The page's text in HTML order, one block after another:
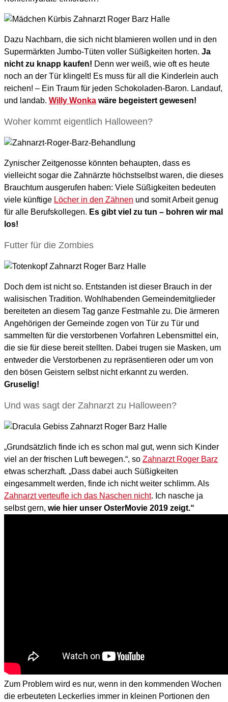
Dazu Nachbarn, die sich nicht blamieren wollen und in den
Supermärkten Jumbo-Tüten voller Süßigkeiten horten. Ja
nicht zu knapp kaufen! Denn wer weiß, wie oft es heute
noch an der Tür klingelt! Es muss für all die Kinderlein auch
reichen! – Ein Traum für jeden Schokoladen-Baron. Landauf,
und landab. Willy Wonka wäre begeistert gewesen!
Woher kommt eigentlich Halloween?
Zynischer Zeitgenosse könnten behaupten, dass es
vielleicht sogar die Zahnärzte höchstselbst waren, die dieses
Brauchtum ausgerufen haben: Viele Süßigkeiten bedeuten
viele künftige Löcher in den Zähnen und somit Arbeit genug
für alle Berufskollegen. Es gibt viel zu tun – bohren wir mal
los!
Futter für die Zombies
Doch dem ist nicht so. Entstanden ist dieser Brauch in der
walisischen Tradition. Wohlhabenden Gemeindemitglieder
bereiteten an diesem Tag ganze Festmahle zu. Die ärmeren
Angehörigen der Gemeinde zogen von Tür zu Tür und
sammelten für die verstorbenen Vorfahren Lebensmittel ein,
die sie für diese bereit stellten. Dabei trugen sie Masken, um
entweder die Verstorbenen zu repräsentieren oder um von
den bösen Geistern selbst nicht erkannt zu werden.
Gruselig!
Und was sagt der Zahnarzt zu Halloween?
„Grundsätzlich finde ich es schon mal gut, wenn sich Kinder
viel an der frischen Luft bewegen.“, so Zahnarzt Roger Barz
etwas scherzhaft. „Dass dabei auch Süßigkeiten
eingesammelt werden, finde ich nicht weiter schlimm. Als
Zahnarzt verteufle ich das Naschen nicht. Ich nasche ja
selbst gern, wie hier unser OsterMovie 2019 zeigt.“
Zum Problem wird es nur, wenn in den kommenden Wochen
die erbeuteten Leckerlies immer in kleinen Portionen den